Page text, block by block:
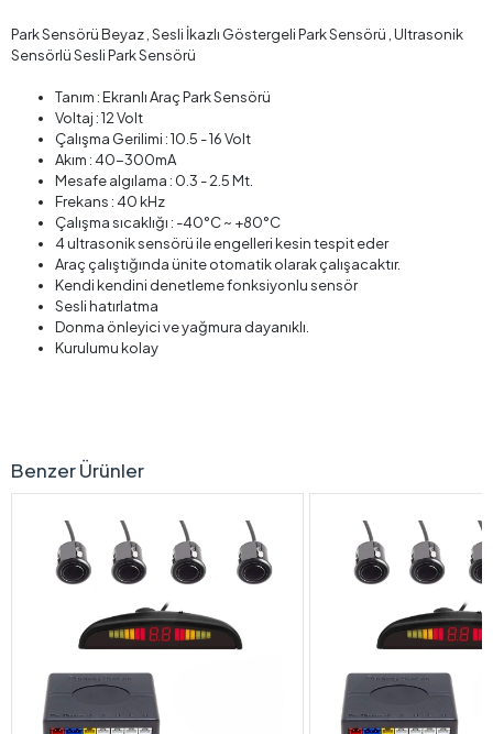
Park Sensörü Beyaz , Sesli İkazlı Göstergeli Park Sensörü , Ultrasonik
Sensörlü Sesli Park Sensörü
Tanım : Ekranlı Araç Park Sensörü
Voltaj : 12 Volt
Çalışma Gerilimi : 10.5 - 16 Volt
Akım : 40-300mA
Mesafe algılama : 0.3 - 2.5 Mt.
Frekans : 40 kHz
Çalışma sıcaklığı : -40°C ~ +80°C
4 ultrasonik sensörü ile engelleri kesin tespit eder
Araç çalıştığında ünite otomatik olarak çalışacaktır.
Kendi kendini denetleme fonksiyonlu sensör
Sesli hatırlatma
Donma önleyici ve yağmura dayanıklı.
Kurulumu kolay
Benzer Ürünler